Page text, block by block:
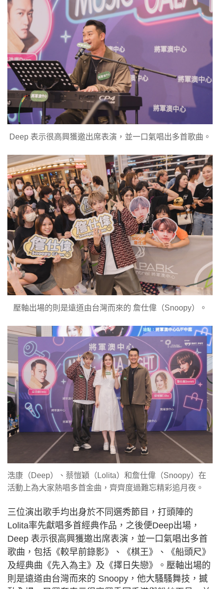
Deep 表示很高興獲邀出席表演，並一口氣唱出多首歌曲。
壓軸出場的則是遠道由台灣而來的 詹仕偉（Snoopy）。
浩康（Deep）、蔡愷穎（Lolita）和詹仕偉（Snoopy）在
活動上為大家熱唱多首金曲，齊齊度過難忘精彩追月夜。
三位演出歌手均出身於不同選秀節目，打頭陣的
Lolita率先獻唱多首經典作品，之後便Deep出場，
Deep 表示很高興獲邀出席表演，並一口氣唱出多首
歌曲，包括《較早前錄影》、《棋王》、《船頭尺》
及經典曲《先入為主》及《擇日失戀》。壓軸出場的
則是遠道由台灣而來的 Snoopy，他大騷騷舞技，撼